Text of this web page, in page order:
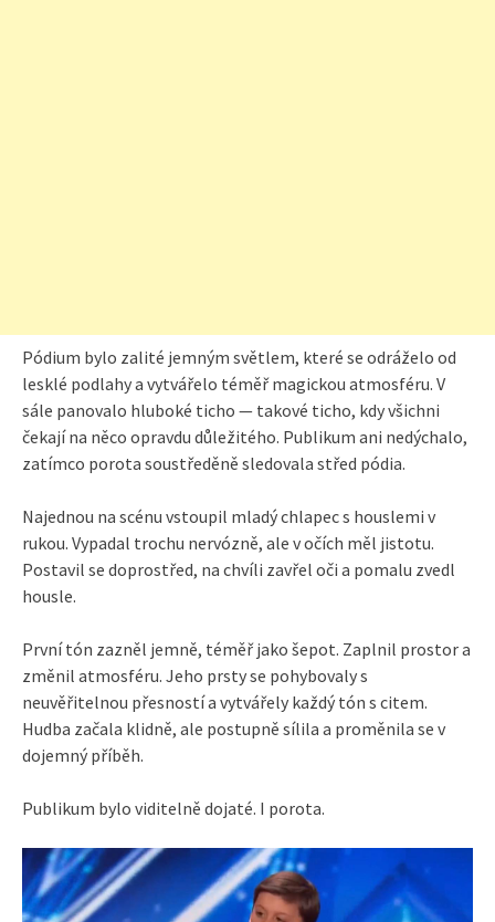
Pódium bylo zalité jemným světlem, které se odráželo od
lesklé podlahy a vytvářelo téměř magickou atmosféru. V
sále panovalo hluboké ticho — takové ticho, kdy všichni
čekají na něco opravdu důležitého. Publikum ani nedýchalo,
zatímco porota soustředěně sledovala střed pódia.
Najednou na scénu vstoupil mladý chlapec s houslemi v
rukou. Vypadal trochu nervózně, ale v očích měl jistotu.
Postavil se doprostřed, na chvíli zavřel oči a pomalu zvedl
housle.
První tón zazněl jemně, téměř jako šepot. Zaplnil prostor a
změnil atmosféru. Jeho prsty se pohybovaly s
neuvěřitelnou přesností a vytvářely každý tón s citem.
Hudba začala klidně, ale postupně sílila a proměnila se v
dojemný příběh.
Publikum bylo viditelně dojaté. I porota.